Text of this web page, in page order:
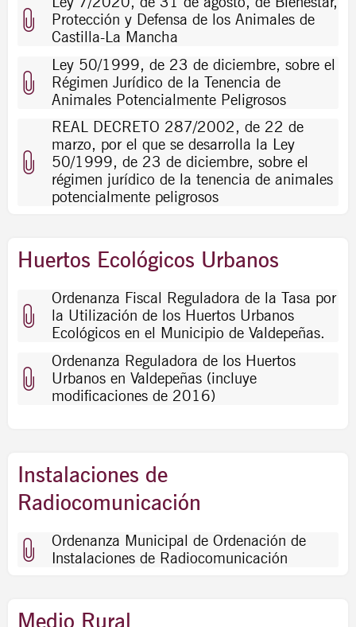
Protección y Defensa de los Animales de
Castilla-La Mancha
Ley 50/1999, de 23 de diciembre, sobre el
Régimen Jurídico de la Tenencia de
Animales Potencialmente Peligrosos
REAL DECRETO 287/2002, de 22 de
marzo, por el que se desarrolla la Ley
50/1999, de 23 de diciembre, sobre el
régimen jurídico de la tenencia de animales
potencialmente peligrosos
Huertos Ecológicos Urbanos
Ordenanza Fiscal Reguladora de la Tasa por
la Utilización de los Huertos Urbanos
Ecológicos en el Municipio de Valdepeñas.
Ordenanza Reguladora de los Huertos
Urbanos en Valdepeñas (incluye
modificaciones de 2016)
Instalaciones de
Radiocomunicación
Ordenanza Municipal de Ordenación de
Instalaciones de Radiocomunicación
Medio Rural